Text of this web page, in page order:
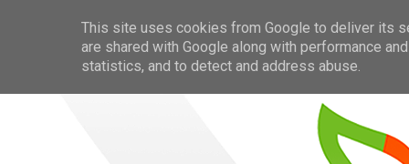
This site uses cookies from Google to deliver its
are shared with Google along with performance
statistics, and to detect and address abuse.